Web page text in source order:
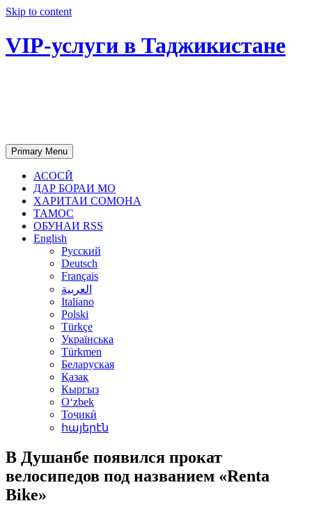
Skip to content
VIP-услуги в Таджикистане
Primary Menu
АСОСӢ
ДАР БОРАИ МО
ХАРИТАИ СОМОНА
ТАМОС
ОБУНАИ RSS
English
Русский
Deutsch
Français
العربية
Italiano
Polski
Türkçe
Українська
Türkmen
Беларуская
Қазақ
Кыргыз
Oʻzbek
Тоҷикӣ
հայերէն
В Душанбе появился прокат
велосипедов под названием «Renta
Bike»